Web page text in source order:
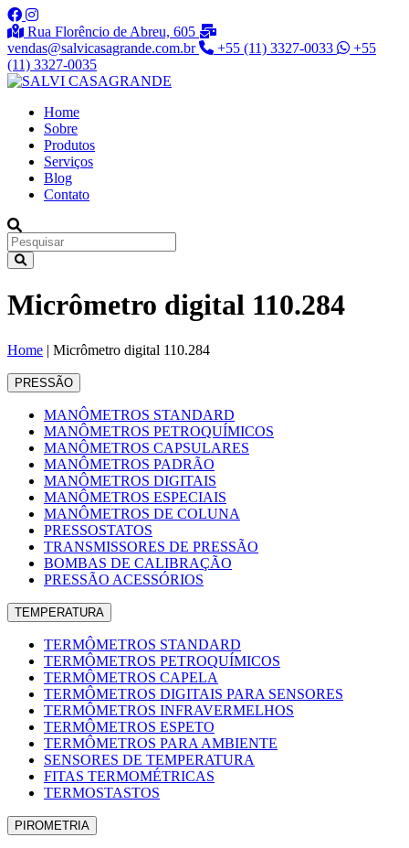
Rua Florêncio de Abreu, 605
vendas@salvicasagrande.com.br
+55 (11) 3327-0033
+55
(11) 3327-0035
Home
Sobre
Produtos
Serviços
Blog
Contato
Micrômetro digital 110.284
Home | Micrômetro digital 110.284
PRESSÃO
MANÔMETROS STANDARD
MANÔMETROS PETROQUÍMICOS
MANÔMETROS CAPSULARES
MANÔMETROS PADRÃO
MANÔMETROS DIGITAIS
MANÔMETROS ESPECIAIS
MANÔMETROS DE COLUNA
PRESSOSTATOS
TRANSMISSORES DE PRESSÃO
BOMBAS DE CALIBRAÇÃO
PRESSÃO ACESSÓRIOS
TEMPERATURA
TERMÔMETROS STANDARD
TERMÔMETROS PETROQUÍMICOS
TERMÔMETROS CAPELA
TERMÔMETROS DIGITAIS PARA SENSORES
TERMÔMETROS INFRAVERMELHOS
TERMÔMETROS ESPETO
TERMÔMETROS PARA AMBIENTE
SENSORES DE TEMPERATURA
FITAS TERMOMÉTRICAS
TERMOSTASTOS
PIROMETRIA